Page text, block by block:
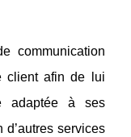
communication
client afin de lui
adaptée à ses
d’autres services